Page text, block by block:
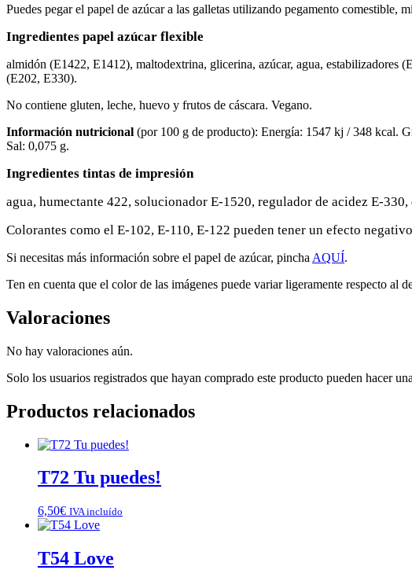
Puedes pegar el papel de azúcar a las galletas utilizando pegamento comestible,
Ingredientes papel azúcar flexible
almidón (E1422, E1412), maltodextrina, glicerina, azúcar, agua, estabilizadores
(E202, E330).
No contiene gluten, leche, huevo y frutos de cáscara. Vegano.
Información nutricional (por 100 g de producto): Energía: 1547 kj / 348 kcal.
Sal: 0,075 g.
Ingredientes tintas de impresión
agua, humectante 422, solucionador E-1520, regulador de acidez E-
Colorantes como el E-102, E-110, E-122 pueden tener un efecto
Si necesitas más información sobre el papel de azúcar, pincha AQUÍ.
Ten en cuenta que el color de las imágenes puede variar ligeramente respecto al
Valoraciones
No hay valoraciones aún.
Solo los usuarios registrados que hayan comprado este producto pueden hacer
Productos relacionados
T72 Tu puedes!
6,50€ IVA incluído
T54 Love